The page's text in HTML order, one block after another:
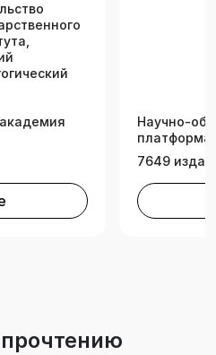
Научно-
платформа
7649